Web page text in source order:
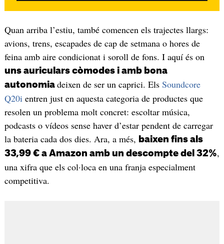
Quan arriba l’estiu, també comencen els trajectes llargs:
avions, trens, escapades de cap de setmana o hores de
feina amb aire condicionat i soroll de fons. I aquí és on
uns auriculars còmodes i amb bona
autonomia deixen de ser un caprici. Els Soundcore
Q20i entren just en aquesta categoria de productes que
resolen un problema molt concret: escoltar música,
podcasts o vídeos sense haver d’estar pendent de carregar
la bateria cada dos dies. Ara, a més, baixen fins als
33,99 € a Amazon amb un descompte del 32%,
una xifra que els col·loca en una franja especialment
competitiva.